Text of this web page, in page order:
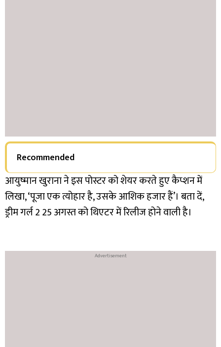
Recommended
आयुष्मान खुराना ने इस पोस्टर को शेयर करते हुए कैप्शन में
लिखा, ‘पूजा एक त्योहार है, उसके आशिक हजार हैं’। बता दें,
ड्रीम गर्ल 2 25 अगस्त को थिएटर में रिलीज होने वाली है।